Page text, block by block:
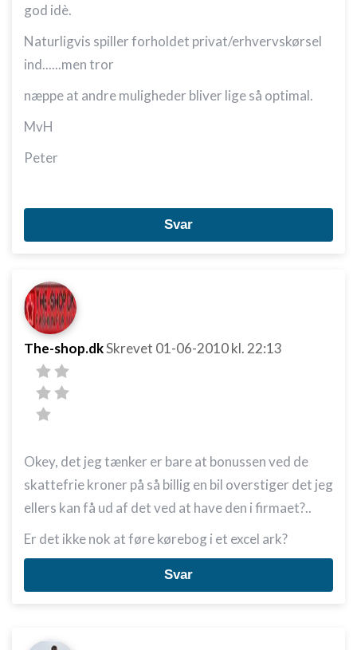
god idè.
Naturligvis spiller forholdet privat/erhvervskørsel
ind......men tror
næppe at andre muligheder bliver lige så optimal.
MvH
Peter
Svar
The-shop.dkSkrevet 01-06-2010kl. 22:13
Okey, det jeg tænker er bare at bonussen ved de
skattefrie kroner på så billig en bil overstiger det jeg
ellers kan få ud af det ved at have den i firmaet?..
Er det ikke nok at føre kørebog i et excel ark?
Svar